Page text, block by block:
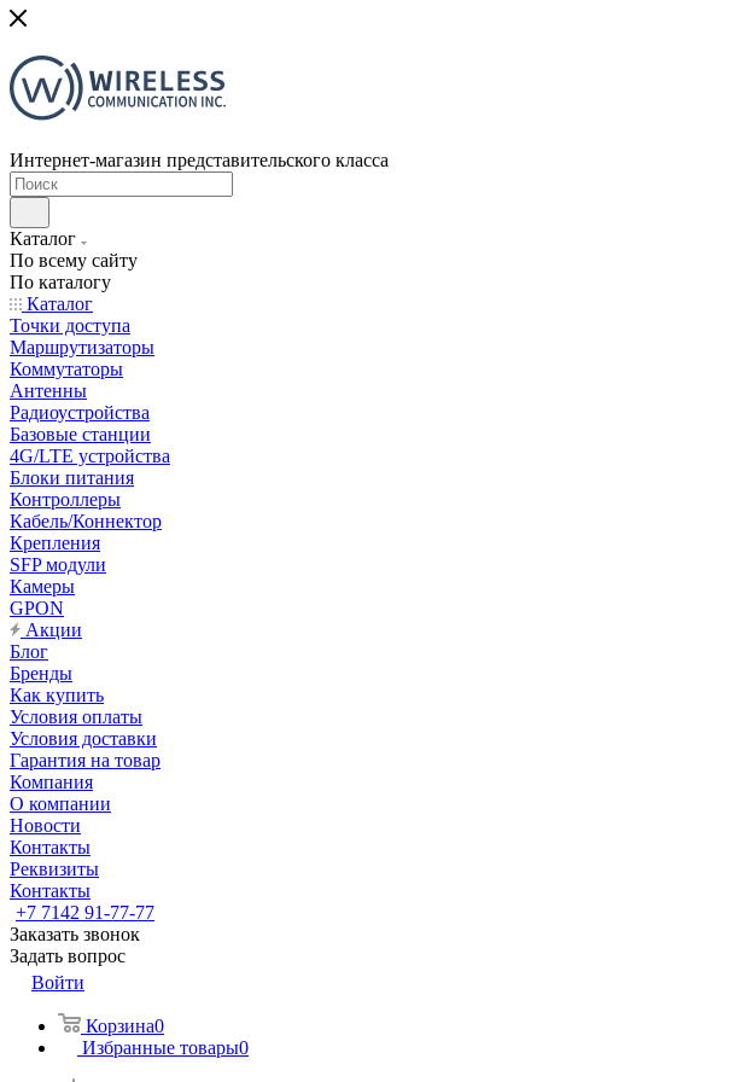
Интернет-магазин представительского класса
Каталог
По всему сайту
По каталогу
Каталог
Точки доступа
Маршрутизаторы
Коммутаторы
Антенны
Радиоустройства
Базовые станции
4G/LTE устройства
Блоки питания
Контроллеры
Кабель/Коннектор
Крепления
SFP модули
Камеры
GPON
Акции
Блог
Бренды
Как купить
Условия оплаты
Условия доставки
Гарантия на товар
Компания
О компании
Новости
Контакты
Реквизиты
Контакты
+7 7142 91-77-77
Заказать звонок
Задать вопрос
Войти
Корзина0
Избранные товары0